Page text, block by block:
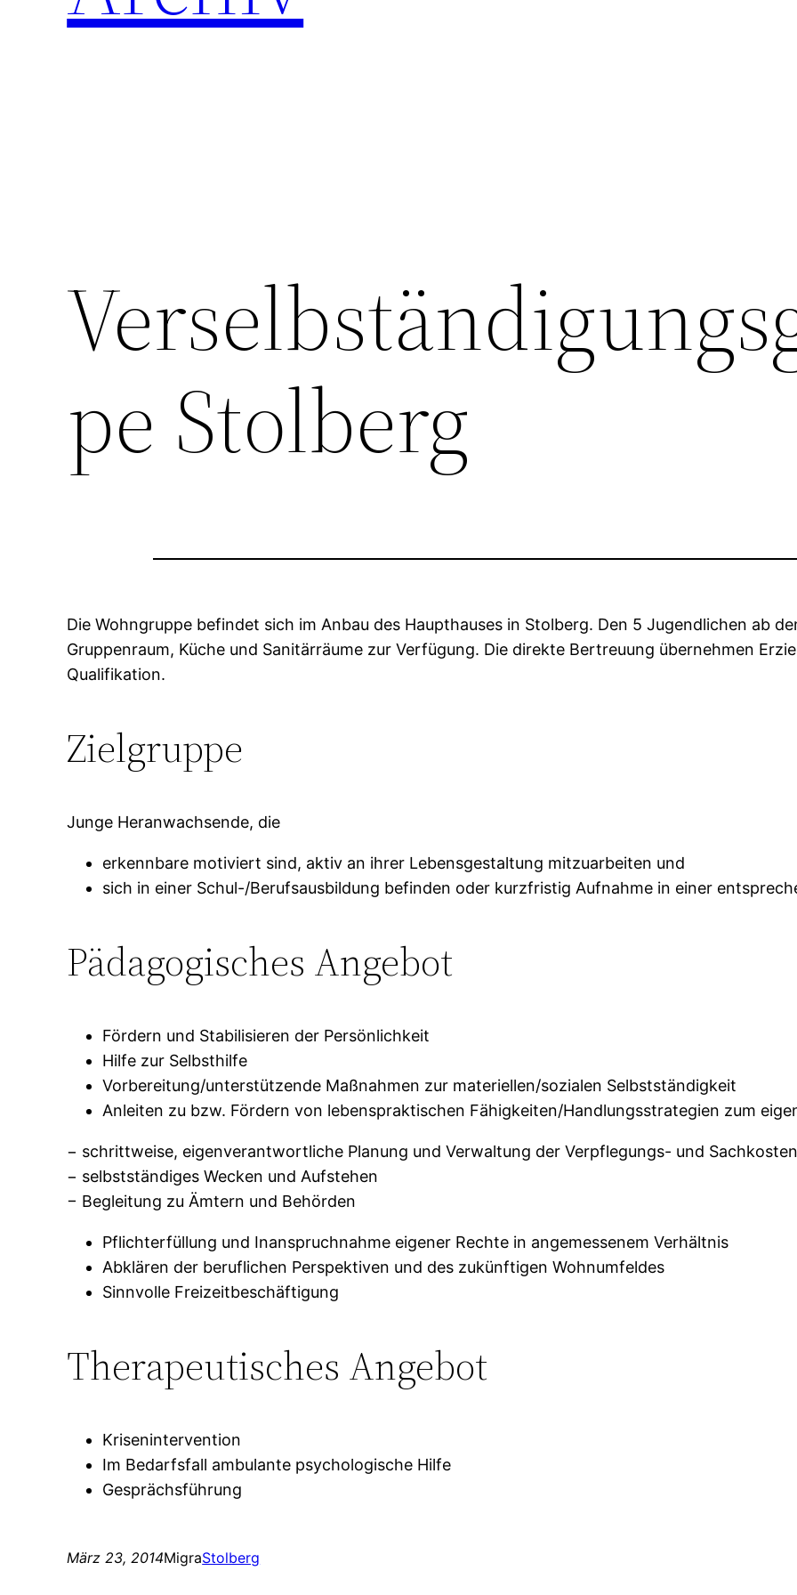
pe Stolberg
Die Wohngruppe befindet sich im Anbau des Haupthauses in Stolberg. Den 5 Jugendlichen ab
Gruppenraum, Küche und Sanitärräume zur Verfügung. Die direkte Bertreuung übernehmen
Qualifikation.
Zielgruppe
Junge Heranwachsende, die
erkennbare motiviert sind, aktiv an ihrer Lebensgestaltung mitzuarbeiten und
sich in einer Schul-/Berufsausbildung befinden oder kurzfristig Aufnahme in einer
Pädagogisches Angebot
Fördern und Stabilisieren der Persönlichkeit
Hilfe zur Selbsthilfe
Vorbereitung/unterstützende Maßnahmen zur materiellen/sozialen Selbstständigkeit
Anleiten zu bzw. Fördern von lebenspraktischen Fähigkeiten/Handlungsstrategien zum
− schrittweise, eigenverantwortliche Planung und Verwaltung der Verpflegungs- und
− selbstständiges Wecken und Aufstehen
− Begleitung zu Ämtern und Behörden
Pflichterfüllung und Inanspruchnahme eigener Rechte in angemessenem Verhältnis
Abklären der beruflichen Perspektiven und des zukünftigen Wohnumfeldes
Sinnvolle Freizeitbeschäftigung
Therapeutisches Angebot
Krisenintervention
Im Bedarfsfall ambulante psychologische Hilfe
Gesprächsführung
März 23, 2014MigraStolberg